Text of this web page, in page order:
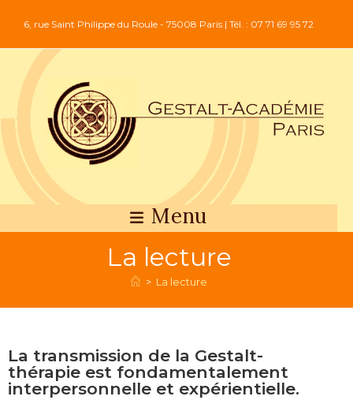
6, rue Saint Philippe du Roule - 75008 Paris | Tél. : 07 71 69 95 72
Menu
La lecture
> La lecture
La transmission de la Gestalt-
thérapie est fondamentalement
interpersonnelle et expérientielle.